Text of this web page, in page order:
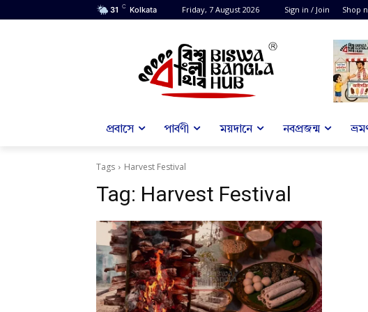
31 C Kolkata Friday, 7 August 2026 Sign in / Join Shop
প্রবাসে পার্বণী ময়দানে নবপ্রজন্ম
Tags Harvest Festival
Tag: Harvest Festival